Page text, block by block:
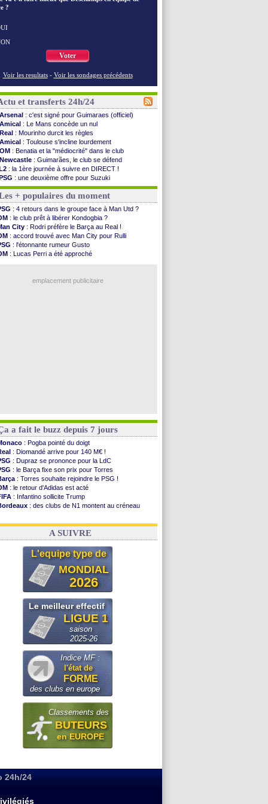
?
Voter
Voir les resultats - Voir les sondages précédents
et transferts 24h/24
Arsenal : c'est signé pour Guimaraes (officiel)
Amical : Le Mans concède un nul
Real : Mourinho durcit les règles
Amical : Toulouse s'incline lourdement
OM : Benatia et la "médiocrité" dans le club
Newcastle : Guimarães, le club se défend
: la 1ère journée à suivre en DIRECT !
: une deuxième offre pour Suzuki
PSG: le groupe pour le match face à Man Utd
OM: le jour où tout a basculé pour Benatia
Heracles: Reine-Adélaïde, le sort s'acharne...
Monaco: Mawissa a gravement blessé Uche
OM : accord avec la Real Sociedad pour Aguerd
Barça: Araujo va partir en prêt à Liverpool
OM : Côme pousse pour Gouiri
Man Utd: le groupe pour défier le PSG
: Caen premier leader
: le transfert d'Asllani tombe à l'eau
+ populaires du moment
: 4 retours dans le groupe face à Man Utd ?
: le club prêt à libérer Kondogbia ?
City : Rodri préfère le Barça au Real !
: accord trouvé avec Man City pour Rulli
: l'étonnante rumeur Gusto
: Lucas Perri a été approché
emplacement publicitaire
a fait le buzz depuis 7 jours
: Pogba pointé du doigt
: Diomandé arrive pour 140 M€ !
: Dupraz se prononce pour la LdC
: le Barça fixe son prix pour Torres
: Torres souhaite rejoindre le PSG !
: le retour d'Adidas est acté
: Infantino sollicite Trump
: des clubs de N1 montent au créneau
: le démenti de Leipzig pour Diomandé
A SUIVRE
L'equipe type de
MONDIAL
2026
Le meilleur effectif
LIGUE 1
saison
2025-26
Indice MF :
l'état de
FORME
des clubs en europe
Classements des
BUTEURS
en EUROPE
24h/24